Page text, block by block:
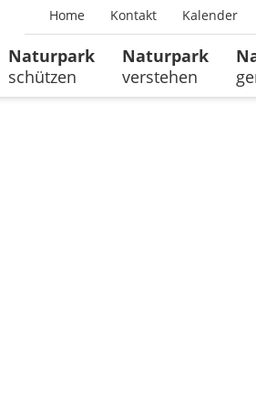
Home Kontakt Kalender
Naturpark
schützen
Naturpark
verstehen